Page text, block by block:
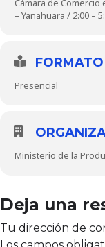
Cámara de Comercio
– Yanahuara / 2:00 –
FORMATO
Presencial
Ministerio de la
Deja una
Tu dirección de